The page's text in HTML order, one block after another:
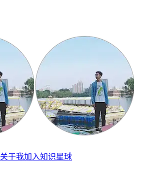
关于我加入知识星球